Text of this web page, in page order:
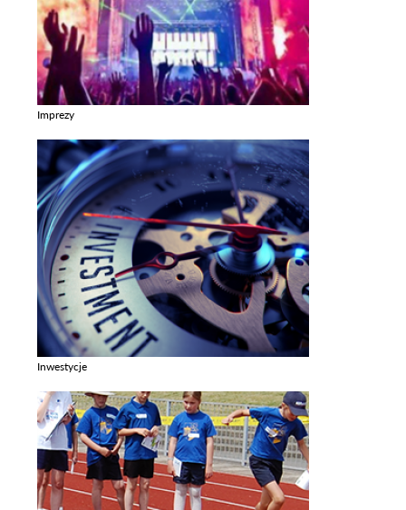
Imprezy
Inwestycje